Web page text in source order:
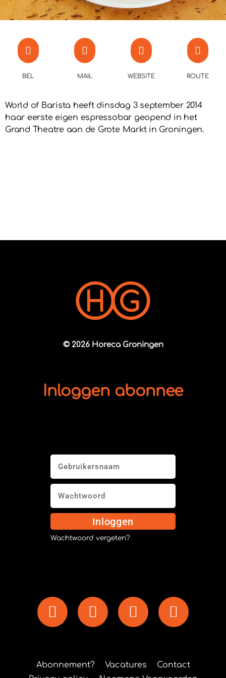
BEL MAIL WEBSITE ROUTE
World of Barista heeft dinsdag 3 september 2014
haar eerste eigen espressobar geopend in het
Grand Theatre aan de Grote Markt in Groningen.
© 2026 Horeca Groningen
Inloggen abonnee
Inloggen
Wachtwoord vergeten?
Abonnement? Vacatures
Contact